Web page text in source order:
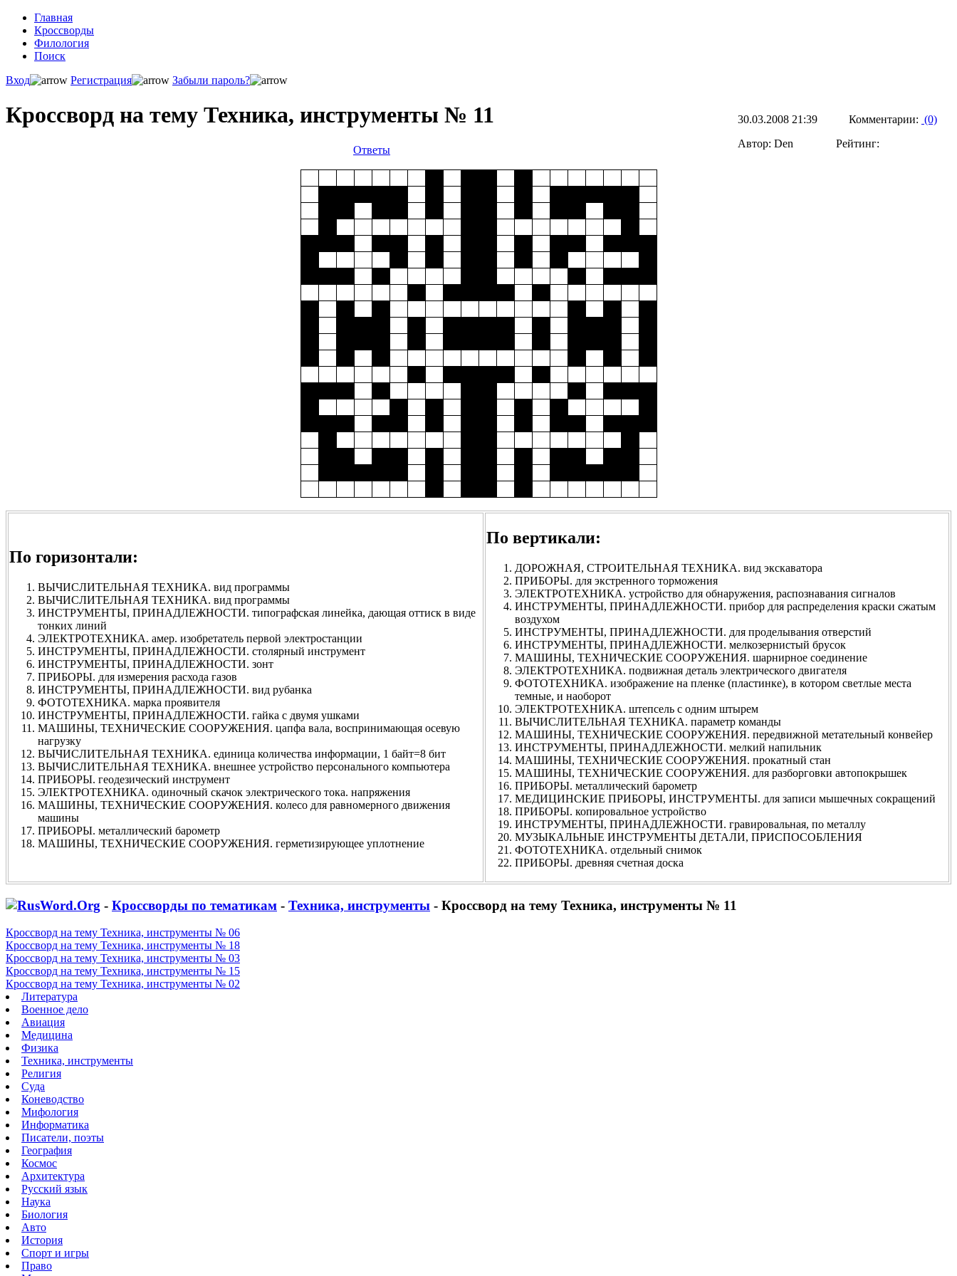
Главная
Кроссворды
Филология
Поиск
Вход
Регистрация Забыли пароль?
30.03.2008 21:39 Комментарии: (0)
Автор: Den Рейтинг:
Кроссворд на тему Техника, инструменты № 11
Ответы
По горизонтали:
ВЫЧИСЛИТЕЛЬНАЯ ТЕХНИКА. вид программы
ВЫЧИСЛИТЕЛЬНАЯ ТЕХНИКА. вид программы
ИНСТРУМЕНТЫ, ПРИНАДЛЕЖНОСТИ. типографская линейка, дающая оттиск в виде
тонких линий
ЭЛЕКТРОТЕХНИКА. амер. изобретатель первой электростанции
ИНСТРУМЕНТЫ, ПРИНАДЛЕЖНОСТИ. столярный инструмент
ИНСТРУМЕНТЫ, ПРИНАДЛЕЖНОСТИ. зонт
ПРИБОРЫ. для измерения расхода газов
ИНСТРУМЕНТЫ, ПРИНАДЛЕЖНОСТИ. вид рубанка
ФОТОТЕХНИКА. марка проявителя
ИНСТРУМЕНТЫ, ПРИНАДЛЕЖНОСТИ. гайка с двумя ушками
МАШИНЫ, ТЕХНИЧЕСКИЕ СООРУЖЕНИЯ. цапфа вала, воспринимающая осевую
нагрузку
ВЫЧИСЛИТЕЛЬНАЯ ТЕХНИКА. единица количества информации, 1 байт=8 бит
ВЫЧИСЛИТЕЛЬНАЯ ТЕХНИКА. внешнее устройство персонального компьютера
ПРИБОРЫ. геодезический инструмент
ЭЛЕКТРОТЕХНИКА. одиночный скачок электрического тока. напряжения
МАШИНЫ, ТЕХНИЧЕСКИЕ СООРУЖЕНИЯ. колесо для равномерного движения
машины
ПРИБОРЫ. металлический барометр
МАШИНЫ, ТЕХНИЧЕСКИЕ СООРУЖЕНИЯ. герметизирующее уплотнение
По вертикали:
ДОРОЖНАЯ, СТРОИТЕЛЬНАЯ ТЕХНИКА. вид экскаватора
ПРИБОРЫ. для экстренного торможения
ЭЛЕКТРОТЕХНИКА. устройство для обнаружения, распознавания сигналов
ИНСТРУМЕНТЫ, ПРИНАДЛЕЖНОСТИ. прибор для распределения краски сжатым
воздухом
ИНСТРУМЕНТЫ, ПРИНАДЛЕЖНОСТИ. для проделывания отверстий
ИНСТРУМЕНТЫ, ПРИНАДЛЕЖНОСТИ. мелкозернистый брусок
МАШИНЫ, ТЕХНИЧЕСКИЕ СООРУЖЕНИЯ. шарнирное соединение
ЭЛЕКТРОТЕХНИКА. подвижная деталь электрического двигателя
ФОТОТЕХНИКА. изображение на пленке (пластинке), в котором светлые места
темные, и наоборот
ЭЛЕКТРОТЕХНИКА. штепсель с одним штырем
ВЫЧИСЛИТЕЛЬНАЯ ТЕХНИКА. параметр команды
МАШИНЫ, ТЕХНИЧЕСКИЕ СООРУЖЕНИЯ. передвижной метательный конвейер
ИНСТРУМЕНТЫ, ПРИНАДЛЕЖНОСТИ. мелкий напильник
МАШИНЫ, ТЕХНИЧЕСКИЕ СООРУЖЕНИЯ. прокатный стан
МАШИНЫ, ТЕХНИЧЕСКИЕ СООРУЖЕНИЯ. для разборговки автопокрышек
ПРИБОРЫ. металлический барометр
МЕДИЦИНСКИЕ ПРИБОРЫ, ИНСТРУМЕНТЫ. для записи мышечных сокращений
ПРИБОРЫ. копировальное устройство
ИНСТРУМЕНТЫ, ПРИНАДЛЕЖНОСТИ. гравировальная, по металлу
МУЗЫКАЛЬНЫЕ ИНСТРУМЕНТЫ ДЕТАЛИ, ПРИСПОСОБЛЕНИЯ
ФОТОТЕХНИКА. отдельный снимок
ПРИБОРЫ. древняя счетная доска
- Кроссворды по тематикам - Техника, инструменты - Кроссворд на тему Техника, инструменты № 11
Кроссворд на тему Техника, инструменты № 06
Кроссворд на тему Техника, инструменты № 18
Кроссворд на тему Техника, инструменты № 03
Кроссворд на тему Техника, инструменты № 15
Кроссворд на тему Техника, инструменты № 02
Литература
Военное дело
Авиация
Медицина
Физика
Техника, инструменты
Религия
Суда
Коневодство
Мифология
Информатика
Писатели, поэты
География
Космос
Архитектура
Русский язык
Наука
Биология
Авто
История
Спорт и игры
Право